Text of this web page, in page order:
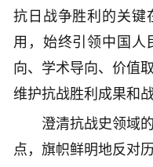
抗日战争胜利的关键
用，始终引领中国人
向、学术导向、价值
维护抗战胜利成果和
澄清抗战史领域的
点，旗帜鲜明地反对